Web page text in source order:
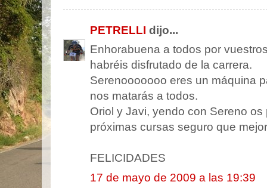
PETRELLI dijo...
Enhorabuena a todos por
habréis disfrutado de la carrera.
Serenooooooo eres un máquina
nos matarás a todos.
Oriol y Javi, yendo con Sereno
próximas cursas seguro que
FELICIDADES
17 de mayo de 2009 a las 19:39